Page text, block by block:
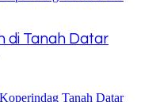
di Tanah Datar